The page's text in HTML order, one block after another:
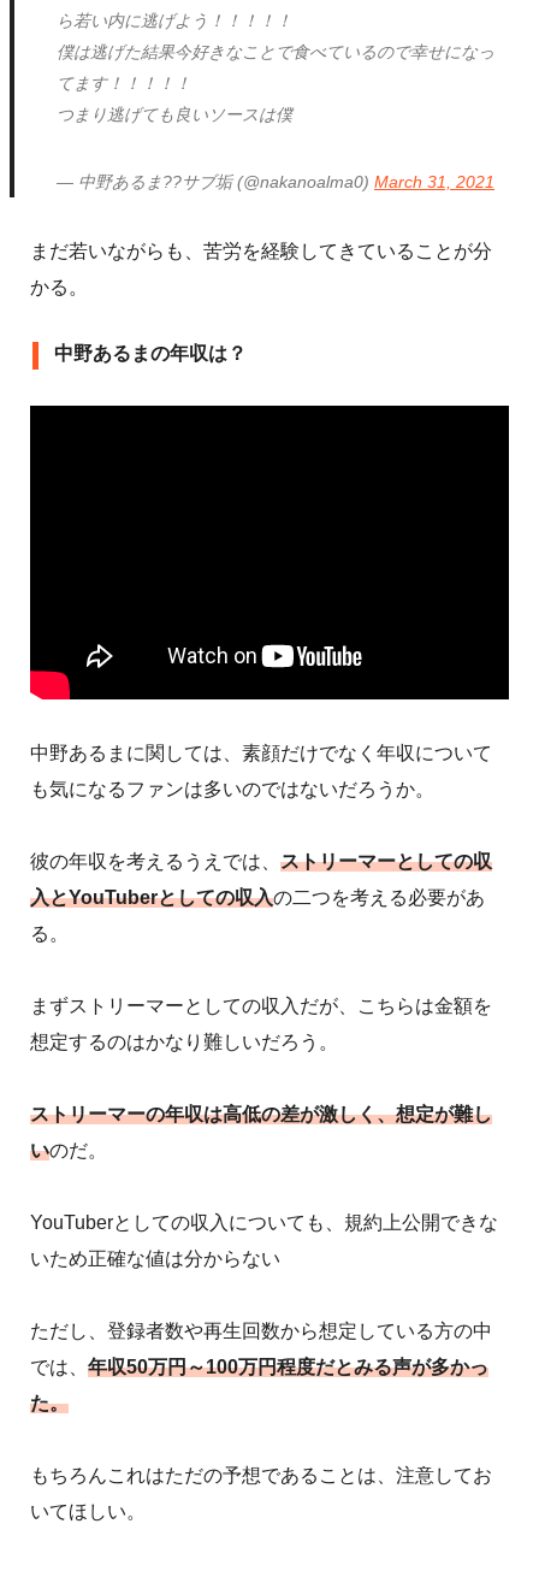
ら若い内に逃げよう！！！！！
僕は逃げた結果今好きなことで食べているので幸せになっ
てます！！！！！
つまり逃げても良いソースは僕
— 中野あるま??サブ垢 (@nakanoalma0)March 31, 2021
まだ若いながらも、苦労を経験してきていることが分
かる。
中野あるまの年収は？
中野あるまに関しては、素顔だけでなく年収について
も気になるファンは多いのではないだろうか。
彼の年収を考えるうえでは、 ストリーマーとしての収
入とYouTuberとしての収入の二つを考える必要があ
る。
まずストリーマーとしての収入だが、こちらは金額を
想定するのはかなり難しいだろう。
ストリーマーの年収は高低の差が激しく、想定が難し
いのだ。
YouTuberとしての収入についても、規約上公開できな
いため正確な値は分からない
ただし、登録者数や再生回数から想定している方の中
では、 年収50万円～100万円程度だとみる声が多かっ
た。
もちろんこれはただの予想であることは、注意してお
いてほしい。